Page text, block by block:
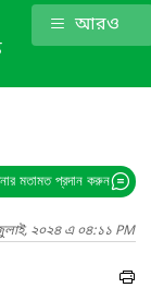
আরও
মতামত প্রদান করুন
২০২৪ এ ০৪:১১ PM